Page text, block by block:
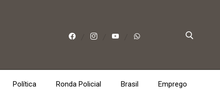
Política Ronda Policial Brasil Emprego